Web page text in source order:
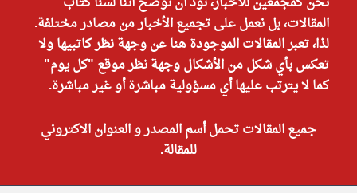
المقالات، بل نعمل على تجميع الأخبار من مصادر مختلفة.
لذا، تعبر المقالات الموجودة هنا عن وجهة نظر كاتبيها ولا
تعكس بأي شكل من الأشكال وجهة نظر موقع "كل يوم"
كما لا يترتب عليها أي مسؤولية مباشرة أو غير مباشرة.
جميع المقالات تحمل أسم المصدر و العنوان الاكتروني
للمقالة.